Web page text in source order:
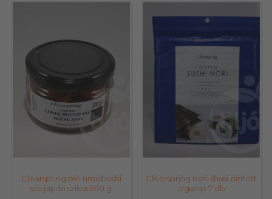
Clearspring bio umeboshi
sós japán szilva 200 g
Clearspring nori-shusi pirított
algalap 7 db